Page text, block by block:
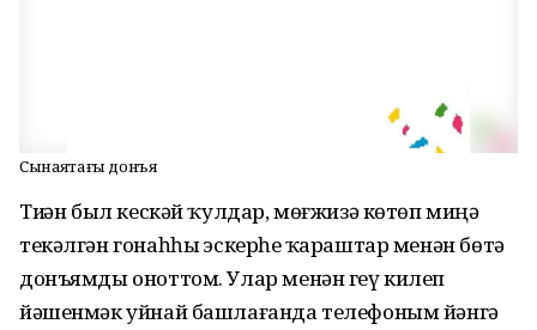
Сынаяҡтағы донъя
Тиҙҙән был кескәй ҡулдар, мөғжизә көтөп миңә
текәлгән гонаһһыҙ эскерһеҙ ҡараштар менән бөтә
донъямды оноттом. Улар менән геү килеп
йәшенмәк уйнай башлағанда телефоным йәнгә